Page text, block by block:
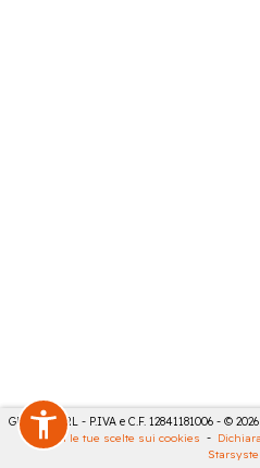
GECO 14 SRL - P.IVA e C.F. 12841181006 - ©
Rivedi le tue scelte sui cookies -